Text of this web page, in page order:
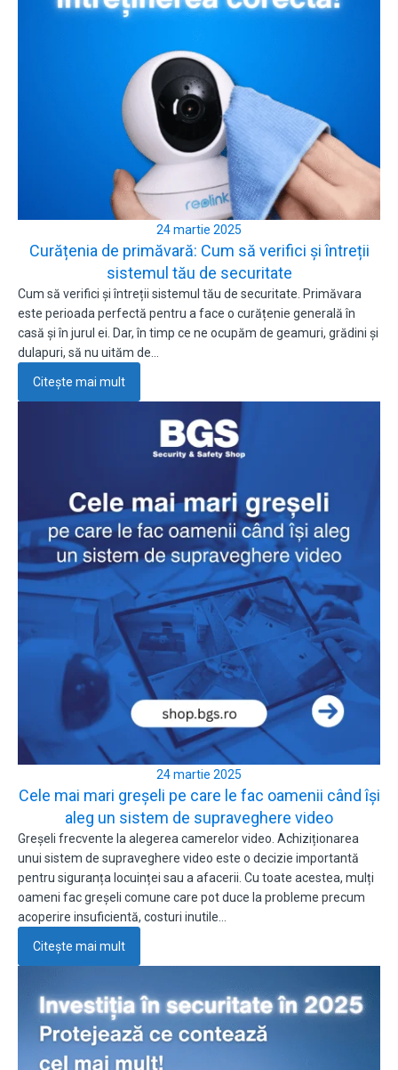
24 martie 2025
Curățenia de primăvară: Cum să verifici și întreții
sistemul tău de securitate
Cum să verifici și întreții sistemul tău de securitate. Primăvara
este perioada perfectă pentru a face o curățenie generală în
casă și în jurul ei. Dar, în timp ce ne ocupăm de geamuri, grădini și
dulapuri, să nu uităm de…
Citește mai mult
24 martie 2025
Cele mai mari greșeli pe care le fac oamenii când își
aleg un sistem de supraveghere video
Greșeli frecvente la alegerea camerelor video. Achiziționarea
unui sistem de supraveghere video este o decizie importantă
pentru siguranța locuinței sau a afacerii. Cu toate acestea, mulți
oameni fac greșeli comune care pot duce la probleme precum
acoperire insuficientă, costuri inutile…
Citește mai mult